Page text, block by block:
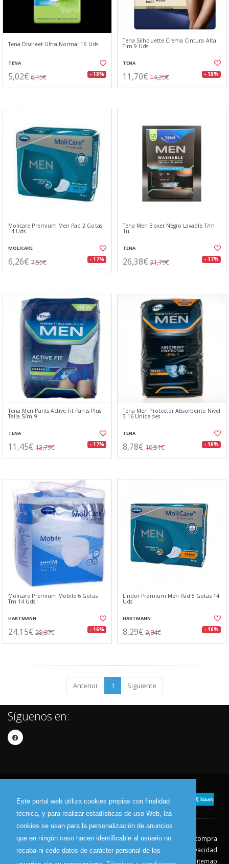
Este portal web utiliza cookies propias con finalidad
técnica, y para realizar estadísticas de uso Web, las
cookies se usan para la personalización de anuncios
que en ningún caso hacen identificable al usuario no
recaba ni cede datos de carácter personal de los
Tena Discreet Ultra Normal 16 Uds
TENA
5,02€ 6,15€ - 18%
Tena Silhouette Crema Cintura Alta
T-m 9 Uds
TENA
11,70€ 14,20€ - 18%
Molicare Premium Men Pad 2 Gotas
14 Uds
MOLICARE
6,26€ 7,55€ - 17%
Tena Men Boxer Negro Lavable T/m
1u
TENA
26,38€ 31,79€ - 17%
Tena Men Pants Active Fit Pants Plus
Talla S/m 9
TENA
11,45€ 13,79€ - 17%
Tena Men Protector Absorbente Nivel
3 16 Unidades
TENA
8,78€ 10,51€ - 16%
Molicare Premium Mobile 6 Gotas
Tm 14 Uds
HARTMANN
24,15€ 28,87€ - 16%
Lindor Premium Men Pad 5 Gotas 14
Uds
HARTMANN
8,29€ 9,84€ - 16%
Anterior 1 Siguiente
Síguenos en:
Contacto Aviso Legal
Condiciones de compra
Política de envíos
Política de devolución
Política de Privacidad
Política de Cookies
Sitemap